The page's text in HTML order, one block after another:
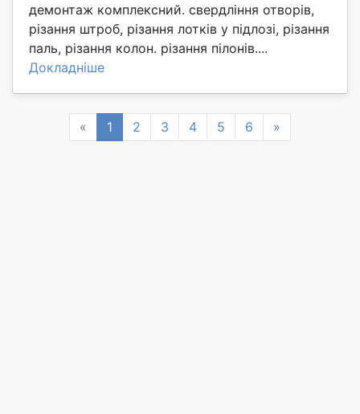
демонтаж комплексний. свердління отворів,
різання штроб, різання лотків у підлозі, різання
паль, різання колон. різання пілонів....
Докладніше
« Previous
1 2 3 4 5 6 »